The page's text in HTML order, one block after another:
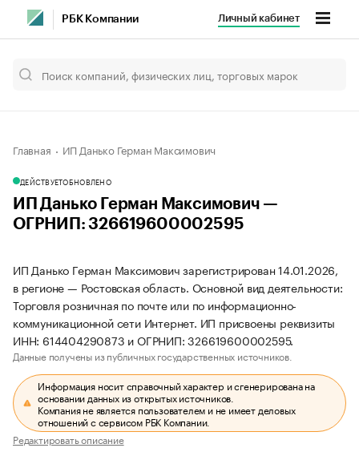
РБК Компании Личный кабинет
Главная ИП Данько Герман Максимович
ДЕЙСТВУЕТОБНОВЛЕНО
ИП Данько Герман Максимович —
ОГРНИП: 326619600002595
ИП Данько Герман Максимович зарегистрирован 14.01.2026,
в регионе — Ростовская область. Основной вид деятельности:
Торговля розничная по почте или по информационно-
коммуникационной сети Интернет. ИП присвоены реквизиты
ИНН: 614404290873 и ОГРНИП: 326619600002595.
Данные получены из публичных государственных источников.
Информация носит справочный характер и сгенерирована на
основании данных из открытых источников.
Компания не является пользователем и не имеет деловых
отношений с сервисом РБК Компании.
Редактировать описание